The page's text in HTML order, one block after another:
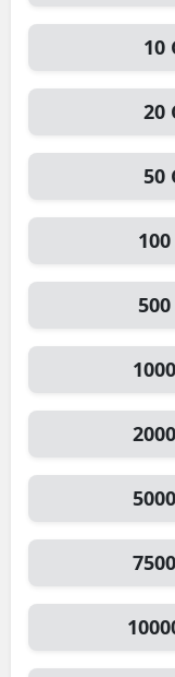
10
20
50
100
500
1000
2000
5000
7500